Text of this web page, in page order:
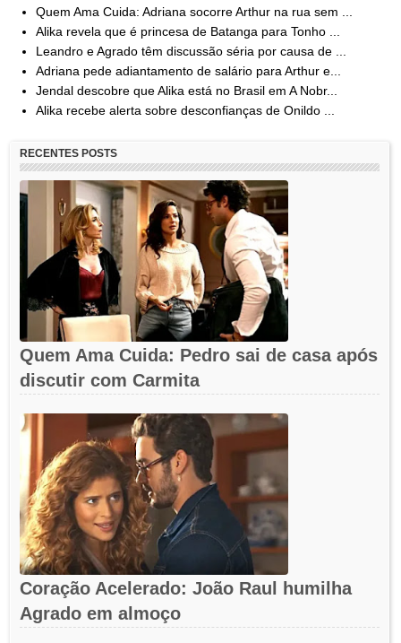
Quem Ama Cuida: Adriana socorre Arthur na rua sem ...
Alika revela que é princesa de Batanga para Tonho ...
Leandro e Agrado têm discussão séria por causa de ...
Adriana pede adiantamento de salário para Arthur e...
Jendal descobre que Alika está no Brasil em A Nobr...
Alika recebe alerta sobre desconfianças de Onildo ...
RECENTES POSTS
Quem Ama Cuida: Pedro sai de casa após
discutir com Carmita
Coração Acelerado: João Raul humilha
Agrado em almoço